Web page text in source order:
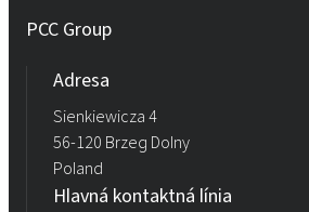
PCC Group
Adresa
Sienkiewicza 4
56-120 Brzeg Dolny
Poland
Hlavná kontaktná línia